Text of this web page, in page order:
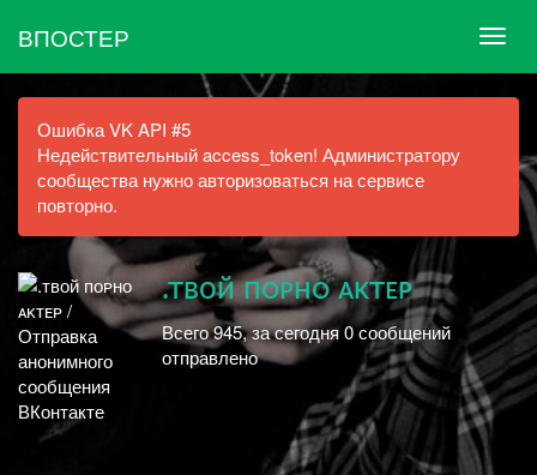
ВПОСТЕР
Ошибка VK API #5
Недействительный access_token! Администратору
сообщества нужно авторизоваться на сервисе
повторно.
.твой пᴏᴘʜᴏ ᴀᴋтᴇᴘ
Всего 945, за сегодня 0 сообщений
отправлено